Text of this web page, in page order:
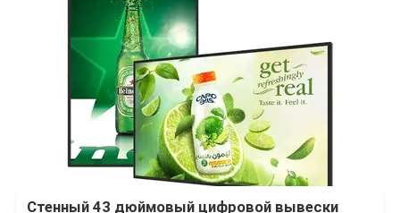
Стенный 43 дюймовый цифровой вывески